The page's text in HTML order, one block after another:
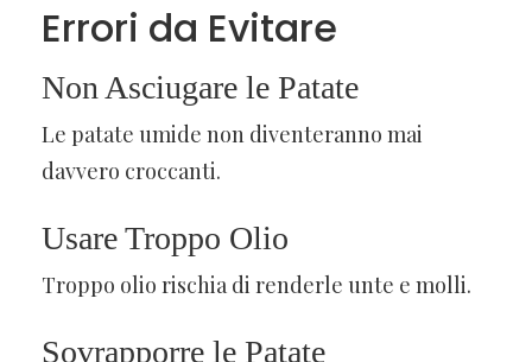
Errori da Evitare
Non Asciugare le Patate
Le patate umide non diventeranno mai
davvero croccanti.
Usare Troppo Olio
Troppo olio rischia di renderle unte e molli.
Sovrapporre le Patate